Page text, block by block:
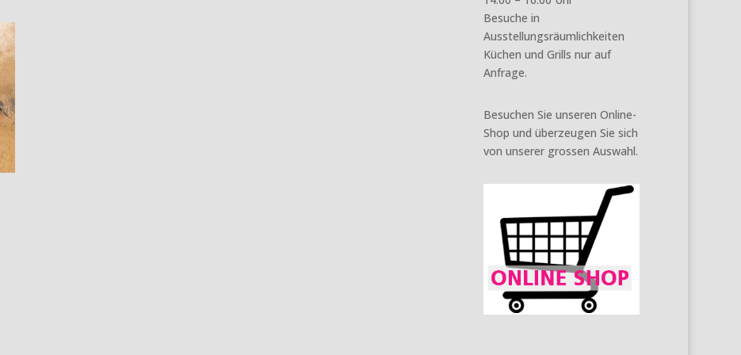
Besuche in
Ausstellungsräumlichkeiten
Küchen und Grills nur auf
Anfrage.
Besuchen Sie unseren Online-
Shop und überzeugen Sie sich
von unserer grossen Auswahl.